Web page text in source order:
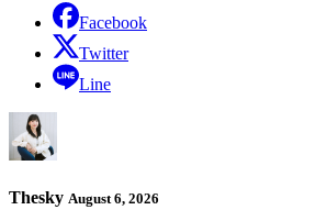
Facebook
Twitter
Line
Thesky August 6, 2026